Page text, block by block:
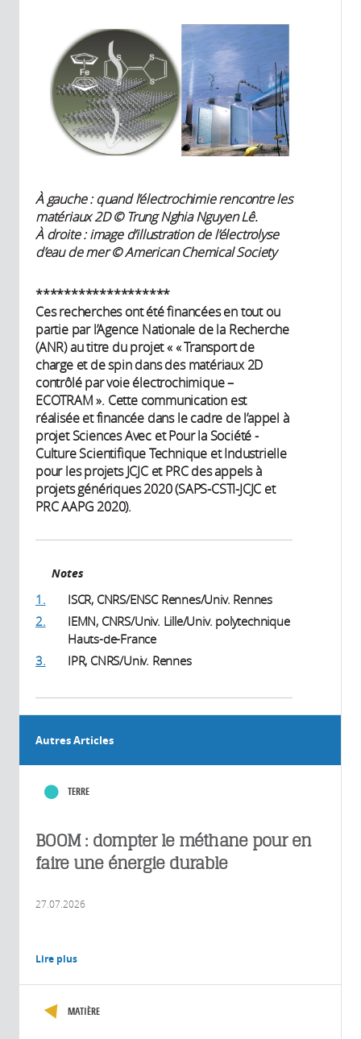
À gauche : quand l’électrochimie rencontre les
matériaux 2D © Trung Nghia Nguyen Lê.
À droite :image d’illustration de l’électrolyse
d’eau de mer ©American Chemical Society
*******************
Ces recherches ont été financées en tout ou
partie par l’Agence Nationale de la Recherche
(ANR) au titre du projet « « Transport de
charge et de spin dans des matériaux 2D
contrôlé par voie électrochimique –
ECOTRAM ». Cette communication est
réalisée et financée dans le cadre de l’appel à
projet Sciences Avec et Pour la Société -
Culture Scientifique Technique et Industrielle
pour les projets JCJC et PRC des appels à
projets génériques 2020 (SAPS-CSTI-JCJC et
PRC AAPG 2020).
Notes
1.
ISCR, CNRS/ENSC Rennes/Univ. Rennes
2.
IEMN, CNRS/Univ. Lille/Univ. polytechnique
Hauts-de-France
3.
IPR, CNRS/Univ. Rennes
Autres Articles
TERRE
BOOM : dompter le méthane pour en
faire une énergie durable
27.07.2026
Lire plus
MATIÈRE